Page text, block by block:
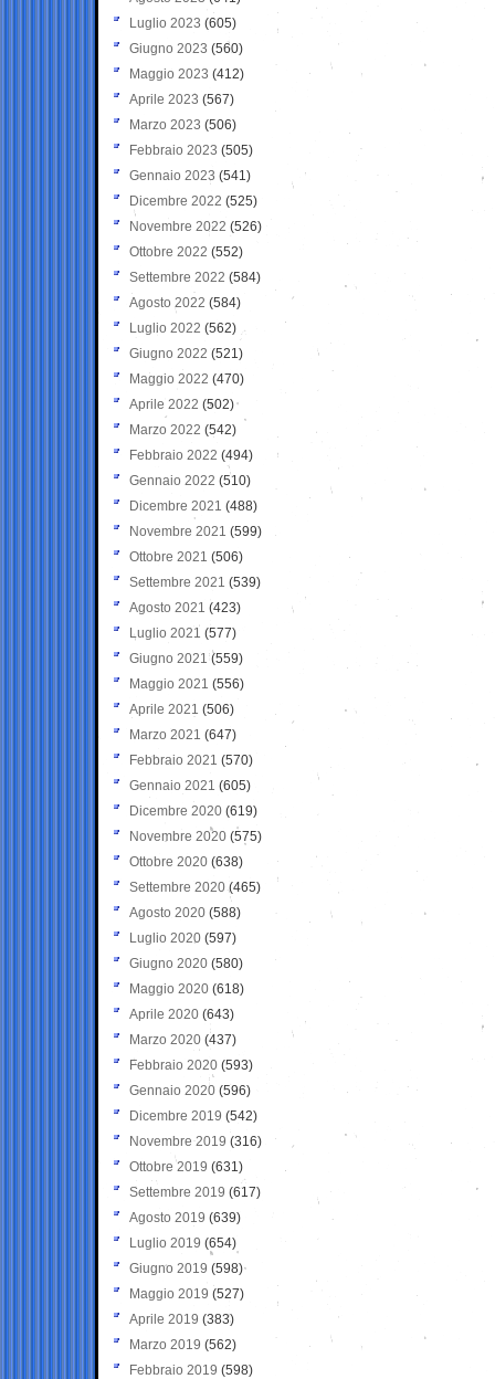
Luglio 2023 (605)
Giugno 2023 (560)
Maggio 2023 (412)
Aprile 2023 (567)
Marzo 2023 (506)
Febbraio 2023 (505)
Gennaio 2023 (541)
Dicembre 2022 (525)
Novembre 2022 (526)
Ottobre 2022 (552)
Settembre 2022 (584)
Agosto 2022 (584)
Luglio 2022 (562)
Giugno 2022 (521)
Maggio 2022 (470)
Aprile 2022 (502)
Marzo 2022 (542)
Febbraio 2022 (494)
Gennaio 2022 (510)
Dicembre 2021 (488)
Novembre 2021 (599)
Ottobre 2021 (506)
Settembre 2021 (539)
Agosto 2021 (423)
Luglio 2021 (577)
Giugno 2021(559)
Maggio 2021 (556)
Aprile 2021 (506)
Marzo 2021 (647)
Febbraio 2021 (570)
Gennaio 2021 (605)
Dicembre 2020 (619)
Novembre 2020 (575)
Ottobre 2020 (638)
Settembre 2020(465)
Agosto 2020 (588)
Luglio 2020 (597)
Giugno 2020 (580)
Maggio 2020 (618)
Aprile 2020 (643)
Marzo 2020 (437)
Febbraio 2020 (593)
Gennaio 2020 (596)
Dicembre 2019 (542)
Novembre 2019 (316)
Ottobre 2019 (631)
Settembre 2019 (617)
Agosto 2019 (639)
Luglio 2019 (654)
Giugno 2019 (598)
Maggio 2019 (527)
Aprile 2019 (383)
Marzo 2019 (562)
Febbraio 2019 (598)